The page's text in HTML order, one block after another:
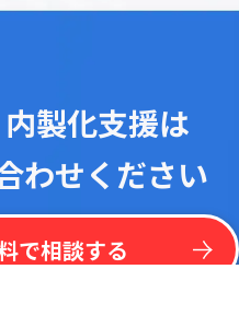
製化支援は
わせください
で相談する
ら
最 新リス トを 一括 掲載！
kintone
プラグイン